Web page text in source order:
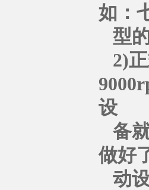
如：
型
2)
设
备
做好
动